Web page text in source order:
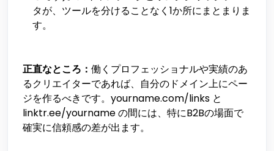
タが、ツールを分けることなく1か所にまとまりま
す。
正直なところ： 働くプロフェッショナルや実績のあ
るクリエイターであれば、自分のドメイン上にペー
ジを作るべきです。yourname.com/links と
linktr.ee/yourname の間には、特にB2Bの場面で
確実に信頼感の差が出ます。